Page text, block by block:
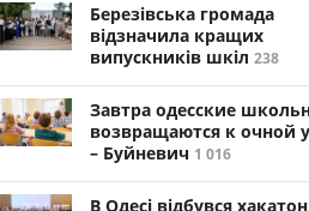
Березівська громада
відзначила кращих
випускників шкіл 238
Завтра одесские
возвращаются к очной
– Буйневич 1 016
В Одесі відбувся хакатон